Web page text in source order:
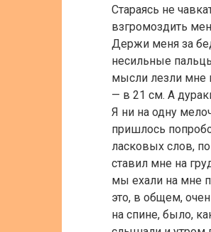
Стараясь не
взгромоздить
Держи меня за
несильные
мысли лезли мне
— в 21 см. А
Я ни на одну
пришлось
ласковых слов,
ставил мне на
мы ехали на мне
это, в общем,
на спине, было,